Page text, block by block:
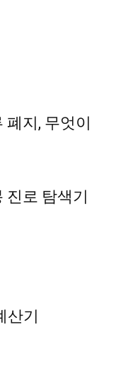
폐지, 무엇이
진로 탐색기
산기